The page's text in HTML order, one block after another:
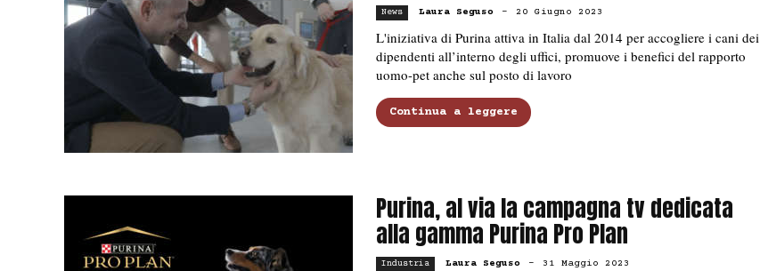
News Laura Seguso - 20 Giugno 2023
L'iniziativa di Purina attiva in Italia dal 2014 per accogliere i cani dei
dipendenti all’interno degli uffici, promuove i benefici del rapporto
uomo-pet anche sul posto di lavoro
Continua a leggere
Purina, al via la campagna tv dedicata
alla gamma Purina Pro Plan
Industria Laura Seguso - 31 Maggio 2023